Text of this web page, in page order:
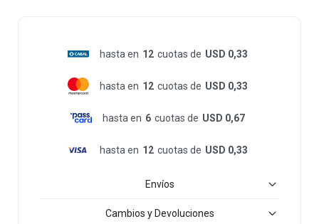
hasta en 12 cuotas de USD 0,33
hasta en 12 cuotas de USD 0,33
hasta en 6 cuotas de USD 0,67
hasta en 12 cuotas de USD 0,33
Envíos
Cambios y Devoluciones